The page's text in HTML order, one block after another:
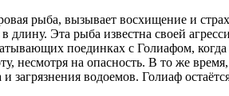
рыба, вызывает восхищение и
в длину. Эта рыба известна своей
поединках с Голиафом,
несмотря на опасность. В то же
и загрязнения водоемов. Голиаф